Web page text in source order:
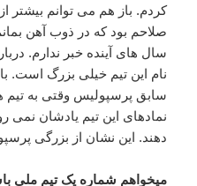
کردم. باز هم می توانم بیشتر
صلاحم بود که در ذوب آهن
سال های آینده خبر ندارم.
نام این تیم خیلی بزرگ است.
سابق پرسپولیس وقتی به تیم
دهند. این نشان از بزرگی
میخواهم شماره یک تیم ملی